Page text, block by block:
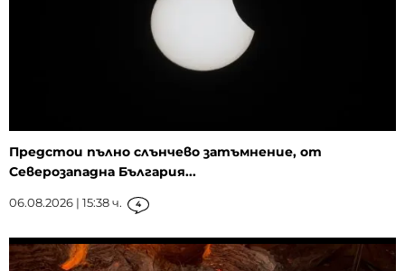
Предстои пълно слънчево затъмнение, от
Северозападна България...
06.08.2026 | 15:38 ч. 4